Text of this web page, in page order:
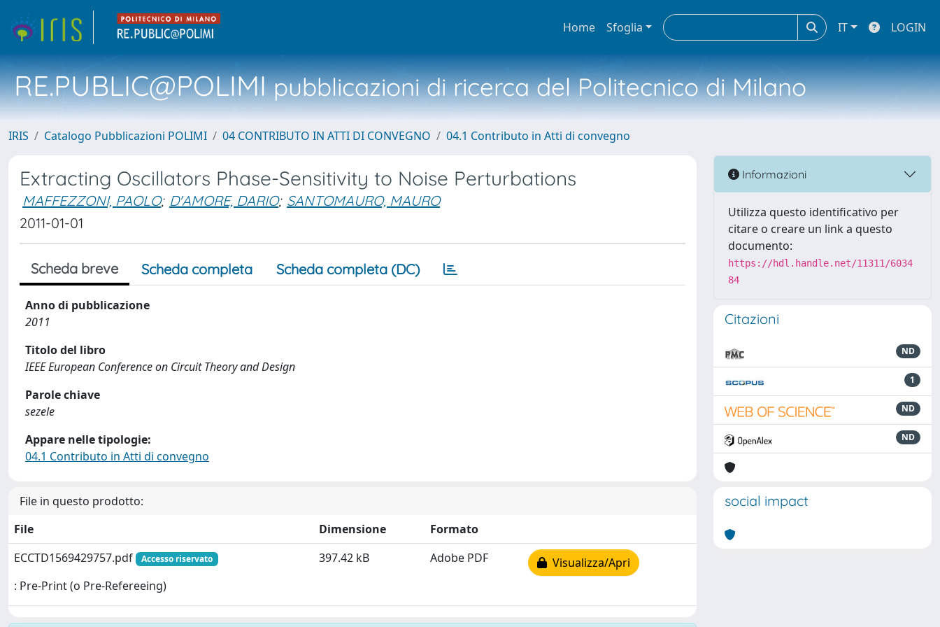
Home Sfoglia IT LOGIN
RE.PUBLIC@POLIMIpubblicazioni di ricerca del Politecnico di Milano
IRIS Catalogo Pubblicazioni POLIMI 04 CONTRIBUTO IN ATTI DI CONVEGNO 04.1 Contributo in Atti di convegno
Extracting Oscillators Phase-Sensitivity to Noise Perturbations
MAFFEZZONI, PAOLO; D'AMORE, DARIO; SANTOMAURO, MAURO
2011-01-01
Scheda breve Scheda completa Scheda completa (DC)
Anno di pubblicazione
2011
Titolo del libro
IEEE European Conference on Circuit Theory and Design
Parole chiave
sezele
Appare nelle tipologie:
04.1 Contributo in Atti di convegno
File in questo prodotto:
File
Dimensione
Formato
ECCTD1569429757.pdf
Accesso riservato
: Pre-Print (o Pre-Refereeing)
397.42 kB Adobe PDF Visualizza/Apri
Informazioni
Utilizza questo identificativo per
citare o creare un link a questo
documento:
https://hdl.handle.net/11311/6034
84
Citazioni
ND
1
ND
ND
social impact